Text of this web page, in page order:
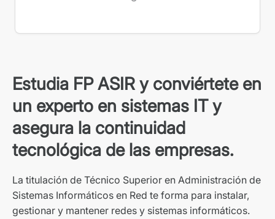
Estudia FP ASIR y conviértete en
un experto en sistemas IT y
asegura la continuidad
tecnológica de las empresas.
La titulación de Técnico Superior en Administración de
Sistemas Informáticos en Red te forma para instalar,
gestionar y mantener redes y sistemas informáticos.